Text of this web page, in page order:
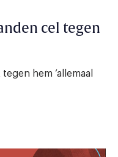
cel tegen
hem ‘allemaal